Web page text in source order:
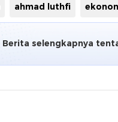
ahmad luthfi
Berita selengkapnya